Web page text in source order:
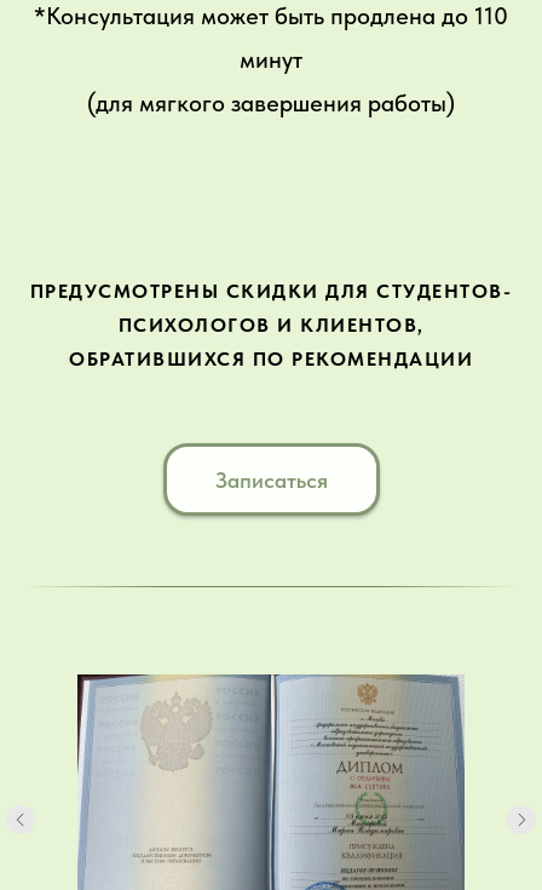
*Консультация может быть продлена до 110
минут
(для мягкого завершения работы)
ПРЕДУСМОТРЕНЫ СКИДКИ ДЛЯ СТУДЕНТОВ-
ПСИХОЛОГОВ И КЛИЕНТОВ,
ОБРАТИВШИХСЯ ПО РЕКОМЕНДАЦИИ
Записаться